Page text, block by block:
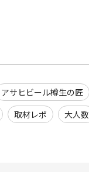
アサヒビール樽生の匠
取材レポ 大人数